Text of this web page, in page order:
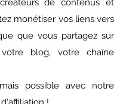
de contenus et
monétiser vos liens vers
que vous partagez sur
blog, votre chaîne
possible avec notre